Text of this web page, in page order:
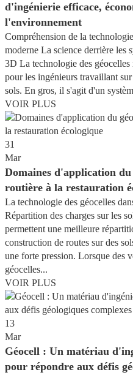
d'ingénierie efficace,
l'environnement
Compréhension de la
moderne La science derrière les
3D La technologie des géocelles
pour les ingénieurs travaillant
sols. En gros, il s'agit d'un
VOIR PLUS
31
Mar
Domaines d'application
routière à la restauration
La technologie des géocelles
Répartition des charges sur les
permettent une meilleure
construction de routes sur des
une forte pression. Lorsque des
géocelles...
VOIR PLUS
13
Mar
Géocell : Un matériau
pour répondre aux défis